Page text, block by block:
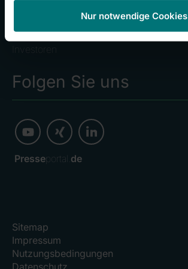
Nur notwendige Cookies
Kliniken
Investoren
Folgen Sie uns
Presseportal. de
Sitemap
Impressum
Nutzungsbedingungen